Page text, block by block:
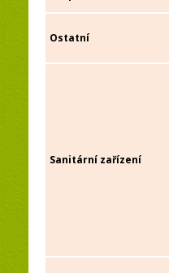
Ostatní
Sanitární zařízení